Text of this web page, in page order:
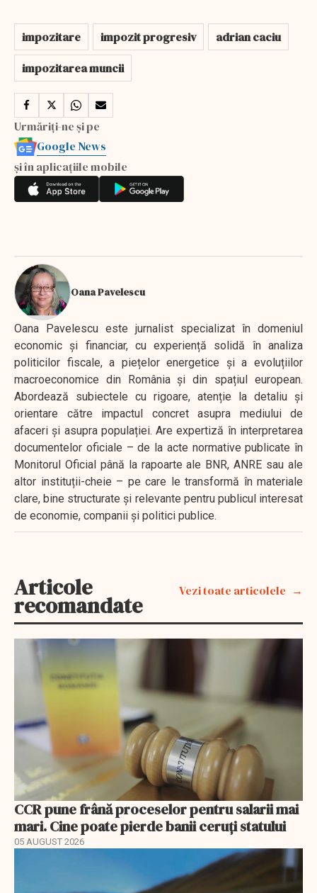
impozitare impozit progresiv
adrian caciu
impozitarea muncii
Urmăriți-ne și pe
Google News
și în aplicațiile mobile
Oana Pavelescu
Oana Pavelescu este jurnalist specializat în domeniul
economic și financiar, cu experiență solidă în analiza
politicilor fiscale, a piețelor energetice și a evoluțiilor
macroeconomice din România și din spațiul european.
Abordează subiectele cu rigoare, atenție la detaliu și
orientare către impactul concret asupra mediului de
afaceri și asupra populației. Are expertiză în interpretarea
documentelor oficiale – de la acte normative publicate în
Monitorul Oficial până la rapoarte ale BNR, ANRE sau ale
altor instituții-cheie – pe care le transformă în materiale
clare, bine structurate și relevante pentru publicul interesat
de economie, companii și politici publice.
Articole
recomandate
Vezi toate articolele
CCR pune frână proceselor pentru salarii mai
mari. Cine poate pierde banii ceruți statului
05 AUGUST 2026